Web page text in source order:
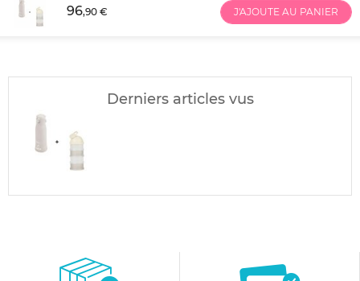
96,90 € J'AJOUTE AU PANIER
Derniers articles vus